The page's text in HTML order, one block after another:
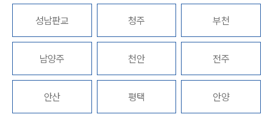
지식재산권그룹 업무
전체
구성원 소개
지식재산권전문변호사
성남판교 청주 부천
남양주 천안 전주
안산 평택 안양